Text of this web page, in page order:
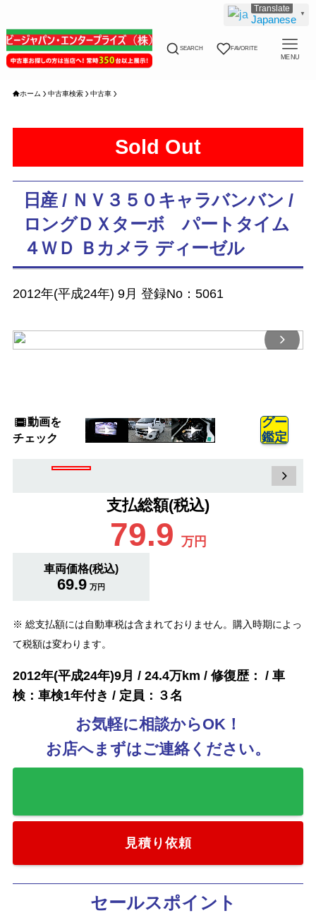
SEARCH FAVORITE
MENU
ホーム 中古車検索 中古車
Sold Out
日産 / ＮＶ３５０キャラバンバン /
ロングＤＸターボ パートタイム
４ＷＤ Ｂカメラ ディーゼル
2012年(平成24年) 9月 登録No：5061
動画を
チェック
グー
鑑定
支払総額(税込)
79.9 万円
車両価格(税込)
69.9 万円
※ 総支払額には自動車税は含まれておりません。購入時期によっ
て税額は変わります。
2012年(平成24年)9月 / 24.4万km / 修復歴： / 車
検：車検1年付き / 定員：３名
お気軽に相談からOK！
お店へまずはご連絡ください。
見積り依頼
セールスポイント
Japanese ▼